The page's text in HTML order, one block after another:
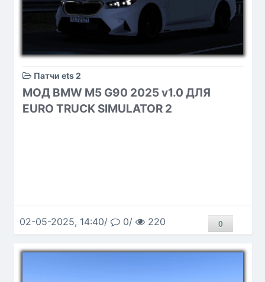
Патчи ets 2
МОД BMW M5 G90 2025 v1.0 ДЛЯ
EURO TRUCK SIMULATOR 2
02-05-2025, 14:40/ 0/ 220 0